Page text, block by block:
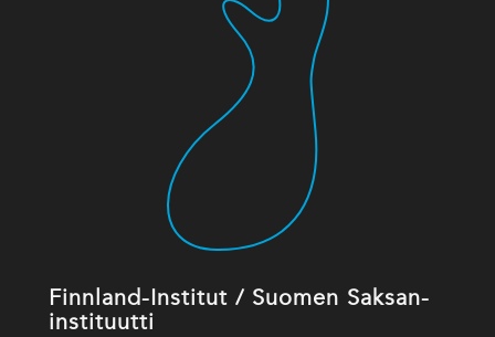
Finnland-Institut / Suomen Saksan-
instituutti